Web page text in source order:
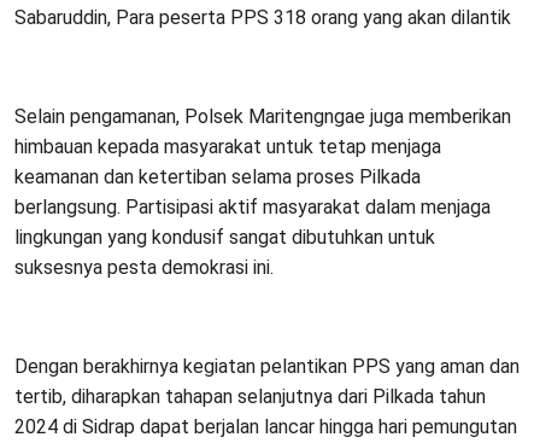
Sabaruddin, Para peserta PPS 318 orang yang akan dilantik
Selain pengamanan, Polsek Maritengngae juga memberikan
himbauan kepada masyarakat untuk tetap menjaga
keamanan dan ketertiban selama proses Pilkada
berlangsung. Partisipasi aktif masyarakat dalam menjaga
lingkungan yang kondusif sangat dibutuhkan untuk
suksesnya pesta demokrasi ini.
Dengan berakhirnya kegiatan pelantikan PPS yang aman dan
tertib, diharapkan tahapan selanjutnya dari Pilkada tahun
2024 di Sidrap dapat berjalan lancar hingga hari pemungutan